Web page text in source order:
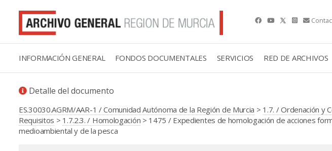
INFORMACIÓN GENERAL FONDOS DOCUMENTALES SERVICIOS RED DE ARCHIVOS
Detalle del documento
ES.30030.AGRM/AAR-1 / Comunidad Autónoma de la Región de Murcia > 1.7. / Ordenación y
Requisitos > 1.7.2.3. / Homologación > 1475 / Expedientes de homologación de acciones
medioambiental y de la pesca